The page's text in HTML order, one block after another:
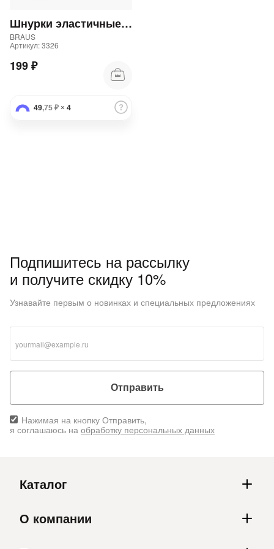
Шнурки эластичные с фиксатором для детской обуви
BRAUS
Артикул: 3326
199 ₽
49,75 ₽ × 4
Подпишитесь на рассылку
и получите скидку 10%
Узнавайте первым о новинках и специальных предложениях
Отправить
Нажимая на кнопку Отправить,
я соглашаюсь на обработку персональных данных
Каталог
О компании
раз в 2 недели
Остались вопросы?
plait.ru